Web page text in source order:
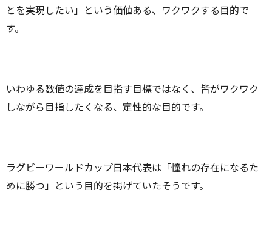
とを実現したい」という価値ある、ワクワクする目的で
す。
いわゆる数値の達成を目指す目標ではなく、皆がワクワク
しながら目指したくなる、定性的な目的です。
ラグビーワールドカップ日本代表は「憧れの存在になるた
めに勝つ」という目的を掲げていたそうです。